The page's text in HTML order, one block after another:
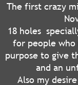
The first crazy
18 holes
for people
purpose to give
and an
Also my